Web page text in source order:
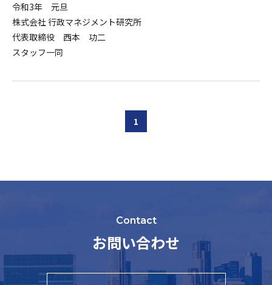
令和3年 元旦
株式会社 行政マネジメント研究所
代表取締役 西本 功二
スタッフ一同
1
Contact
お問い合わせ